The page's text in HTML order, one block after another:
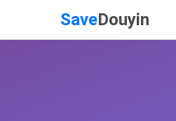
SaveDouyin